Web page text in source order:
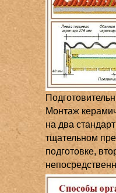
Монтаж
на два
тщательном
подготовке,